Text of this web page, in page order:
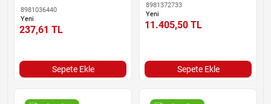
8981036440
Yeni
237,61 TL
Sepete Ekle
8981372733
Yeni
11.405,50 TL
Sepete Ekle